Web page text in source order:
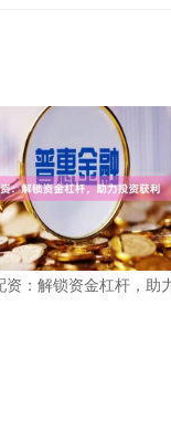
资：解锁资金杠杆，助